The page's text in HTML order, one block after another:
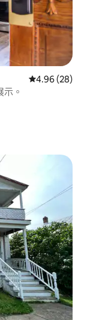
從 28 則評價
4.96 (28)
。